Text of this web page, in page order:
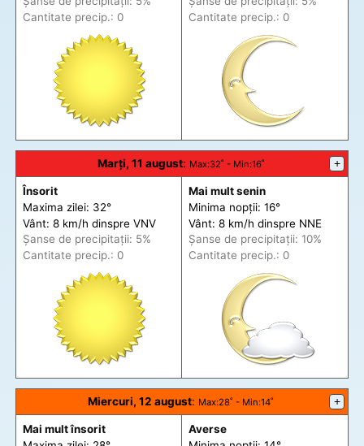
Cantitate precip.: 0
Cantitate precip.: 0
Marți, 11 august: Max:32˚ - Min:16˚ +
Însorit
Maxima zilei: 32°
Vânt: 8 km/h dinspre VNV
Șanse de precipitații: 5%
Cantitate precip.: 0
Mai mult senin
Minima nopții: 16°
Vânt: 8 km/h dinspre NNE
Șanse de precipitații: 10%
Cantitate precip.: 0
Miercuri, 12 august: Max:28˚ - Min:14˚ +
Mai mult însorit
Averse